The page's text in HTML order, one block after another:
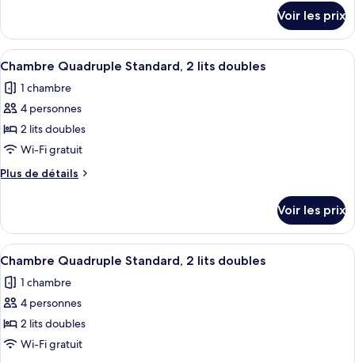
Chambre
Quadruple
Standard,
2
lits
doubles
le
type
de
Chambre
Quadruple
2
lits
Voir les prix
Afficher
toutes
les
photos
pour
ce
type
de
Chambre
Quadruple
Standard,
2
lits
doubles
Une chambre d’hôtel avec deux
1
Chambre Quadruple Standard, 2 lits doubles
1 chambre
4 personnes
2 lits doubles
Wi-Fi gratuit
Plus de détails
Plus
le
type
de
Chambre
Quadruple
2
lits
Voir les prix
Afficher
toutes
les
photos
pour
ce
Une chambre d’hôtel avec deux
1
Chambre Quadruple Standard, 2 lits doubles
1 chambre
4 personnes
2 lits doubles
Wi-Fi gratuit